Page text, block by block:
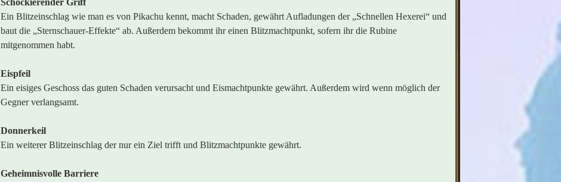
Schockierender Griff
Ein Blitzeinschlag wie man es von Pikachu kennt, macht Schaden, gewährt Aufladungen der „Schnellen Hexerei“ und
baut die „Sternschauer-Effekte“ ab. Außerdem bekommt ihr einen Blitzmachtpunkt, sofern ihr die Rubine
mitgenommen habt.
Eispfeil
Ein eisiges Geschoss das guten Schaden verursacht und Eismachtpunkte gewährt. Außerdem wird wenn möglich der
Gegner verlangsamt.
Donnerkeil
Ein weiterer Blitzeinschlag der nur ein Ziel trifft und Blitzmachtpunkte gewährt.
Geheimnisvolle Barriere